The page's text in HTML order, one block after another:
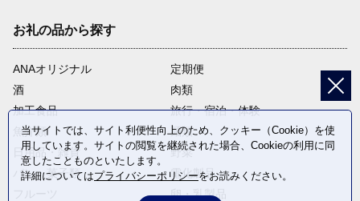
お礼の品から探す
ANAオリジナル
定期便
酒
肉類
加工食品
旅行・宿泊・体験
魚介類
麺類
日用品・雑貨
野菜
パン・菓子類
電化製品
卵・乳製品
当サイトでは、サイト利便性向上のため、クッキー（Cookie）を使
用しています。サイトの閲覧を継続された場合、Cookieの利用に同
意したことものといたします。
詳細についてはプライバシーポリシーをお読みください。